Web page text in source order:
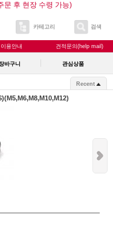
문 후 현장 수령 가능)
카테고리 검색
이용안내 견적문의(help mail)
바구니 관심상품
Recent